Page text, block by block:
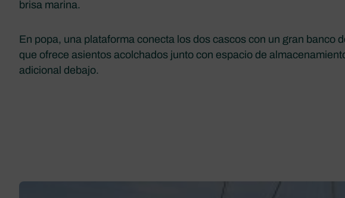
brisa marina.
En popa, una plataforma conecta los dos cascos con un gran banco
que ofrece asientos acolchados junto con espacio de
adicional debajo.